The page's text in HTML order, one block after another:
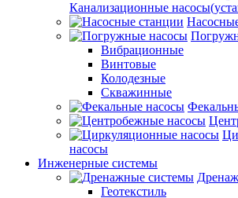
Канализационные
Вибрационные
Винтовые
Колодезные
Скважинные
насосы
Инженерные системы
Геотекстиль